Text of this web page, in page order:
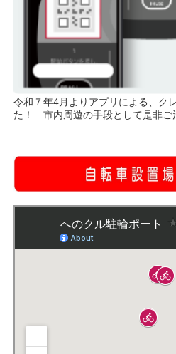
令和７年4月よりアプリによる、ク
た！ 市内周遊の手段として是非ご